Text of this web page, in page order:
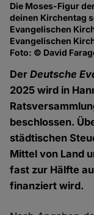
Die Moses-Figur
deinen Kirchentag
Evangelischen
Evangelischen
Foto: © David
DerDeutsche
2025 wird in
beschlossen.
städtischen
Mittel von Land
fast zur Hälfte
finanziert wird.